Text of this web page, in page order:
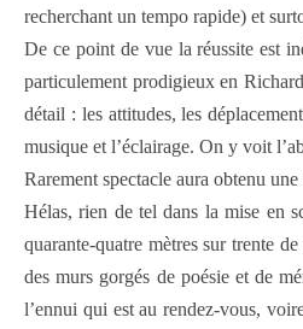
recherchant un tempo rapide) et
De ce point de vue la réussite est
particulement prodigieux en
détail : les attitudes, les
musique et l’éclairage. On y voit
Rarement spectacle aura obtenu
Hélas, rien de tel dans la mise en
quarante-quatre mètres sur trente
des murs gorgés de poésie et de
l’ennui qui est au rendez-vous,